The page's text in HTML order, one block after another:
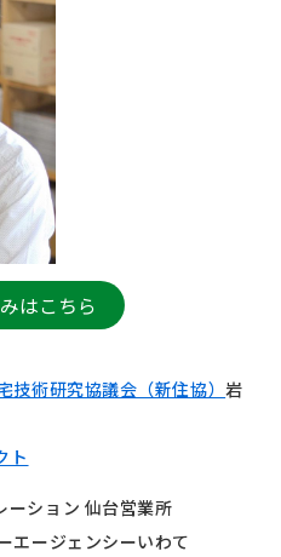
はこちら
技術研究協議会（新住協）岩
ト
ーション 仙台営業所
ージェンシーいわて